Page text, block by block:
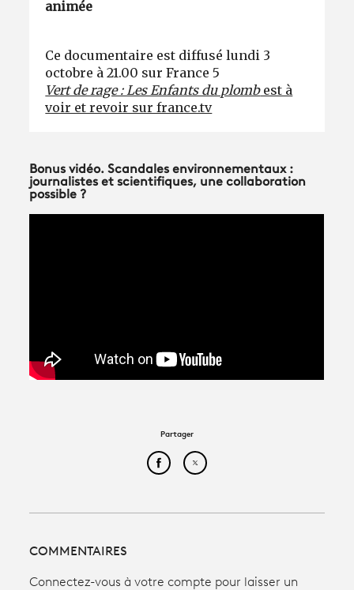
animée
Ce documentaire est diffusé lundi 3
octobre à 21.00 sur France 5
Vert de rage : Les Enfants du plombest à
voir et revoir sur france.tv
Bonus vidéo. Scandales environnementaux :
journalistes et scientifiques, une collaboration
possible ?
Partager
Partager cet article sur
Partager cet article sur
COMMENTAIRES
Connectez-vous à votre compte pour laisser un